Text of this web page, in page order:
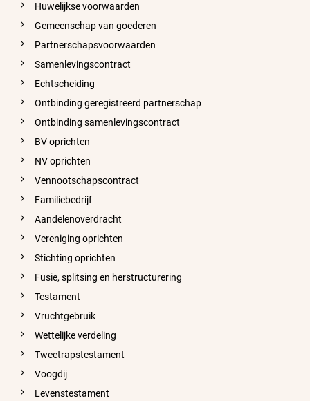
Huwelijkse voorwaarden
Gemeenschap van goederen
Partnerschapsvoorwaarden
Samenlevingscontract
Echtscheiding
Ontbinding geregistreerd partnerschap
Ontbinding samenlevingscontract
BV oprichten
NV oprichten
Vennootschapscontract
Familiebedrijf
Aandelenoverdracht
Vereniging oprichten
Stichting oprichten
Fusie, splitsing en herstructurering
Testament
Vruchtgebruik
Wettelijke verdeling
Tweetrapstestament
Voogdij
Levenstestament